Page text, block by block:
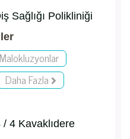
Sağlığı Polikliniği
Daha Fazla
4 Kavaklıdere